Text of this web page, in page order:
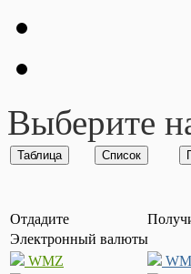
Выберите
Отдадите
Электронный валюты
WMZ